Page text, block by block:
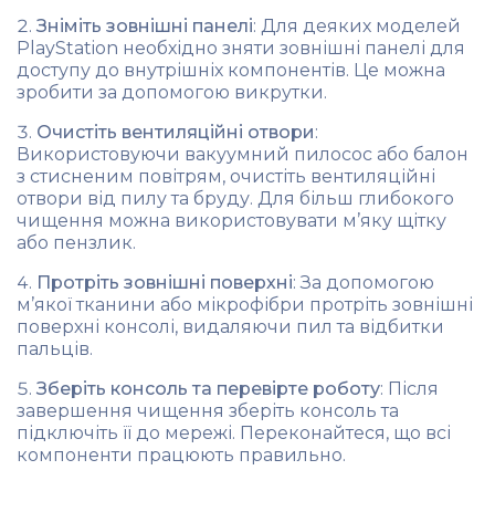
Зніміть зовнішні панелі: Для деяких моделей
PlayStation необхідно зняти зовнішні панелі для
доступу до внутрішніх компонентів. Це можна
зробити за допомогою викрутки.
Очистіть вентиляційні отвори:
Використовуючи вакуумний пилосос або балон
з стисненим повітрям, очистіть вентиляційні
отвори від пилу та бруду. Для більш глибокого
чищення можна використовувати м’яку щітку
або пензлик.
Протріть зовнішні поверхні: За допомогою
м’якої тканини або мікрофібри протріть зовнішні
поверхні консолі, видаляючи пил та відбитки
пальців.
Зберіть консоль та перевірте роботу: Після
завершення чищення зберіть консоль та
підключіть її до мережі. Переконайтеся, що всі
компоненти працюють правильно.